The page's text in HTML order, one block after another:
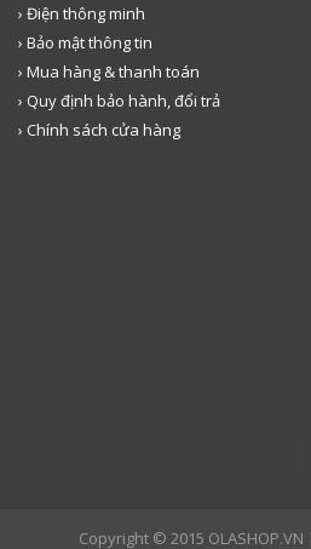
› Điện thông minh
› Bảo mật thông tin
› Mua hàng & thanh toán
› Quy định bảo hành, đổi trả
› Chính sách cửa hàng
Copyright © 2015